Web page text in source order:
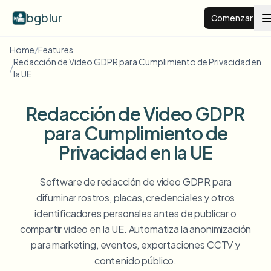
bgblur Comenzar
Fondo desenfocado
Ejemplos
Ver todos los ejemplos
Explorar la biblioteca completa de ejemplos
Desenfocar rostro
Desenfocar matrícula
Funciones
View all features
Browse every blur tool in one place
Empresas
Escuelas y educación
Recursos
Home/Features
/
Redacción de Video GDPR para Cumplimiento de Privacidad en
la UE
Redacción de Video GDPR
para Cumplimiento de
Privacidad en la UE
Software de redacción de video GDPR para
difuminar rostros, placas, credenciales y otros
identificadores personales antes de publicar o
compartir video en la UE. Automatiza la anonimización
para marketing, eventos, exportaciones CCTV y
contenido público.